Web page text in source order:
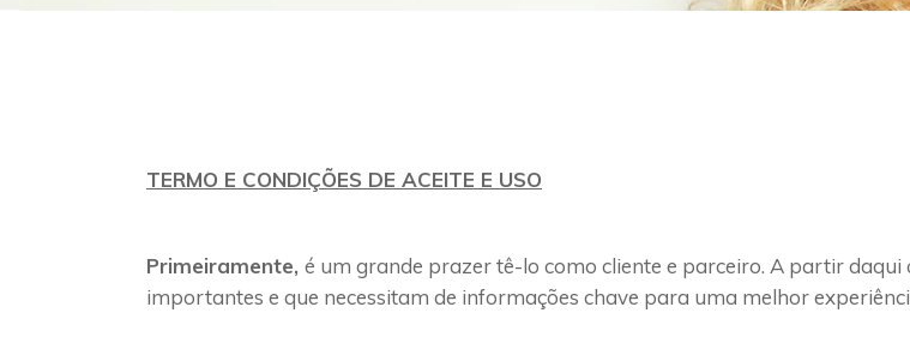
TERMO E CONDIÇÕES DE ACEITE E USO
Primeiramente, é um grande prazer tê-lo como cliente e parceiro. A partir
importantes e que necessitam de informações chave para uma melhor